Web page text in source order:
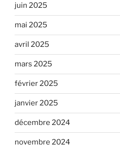
juin 2025
mai 2025
avril 2025
mars 2025
février 2025
janvier 2025
décembre 2024
novembre 2024